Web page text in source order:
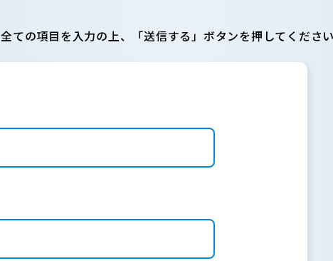
全ての項目を入力の上、「送信する」ボタンを押してくださ